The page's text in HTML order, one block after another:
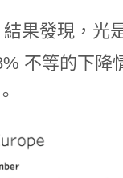
果發現，光
不等的下降